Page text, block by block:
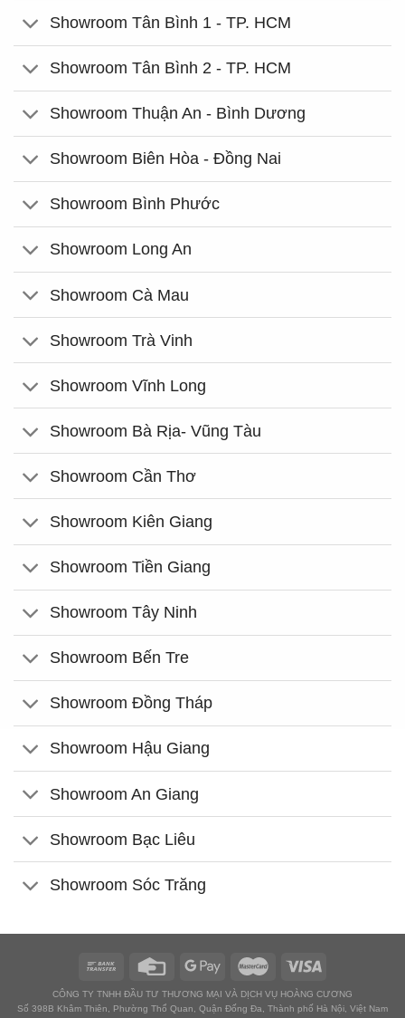
Showroom Tân Bình 1 - TP. HCM
Showroom Tân Bình 2 - TP. HCM
Showroom Thuận An - Bình Dương
Showroom Biên Hòa - Đồng Nai
Showroom Bình Phước
Showroom Long An
Showroom Cà Mau
Showroom Trà Vinh
Showroom Vĩnh Long
Showroom Bà Rịa- Vũng Tàu
Showroom Cần Thơ
Showroom Kiên Giang
Showroom Tiền Giang
Showroom Tây Ninh
Showroom Bến Tre
Showroom Đồng Tháp
Showroom Hậu Giang
Showroom An Giang
Showroom Bạc Liêu
Showroom Sóc Trăng
CÔNG TY TNHH ĐẦU TƯ THƯƠNG MẠI VÀ DỊCH VỤ HOÀNG CƯƠNG
Số 398B Khâm Thiên, Phường Thổ Quan, Quận Đống Đa, Thành phố Hà Nội, Việt Nam